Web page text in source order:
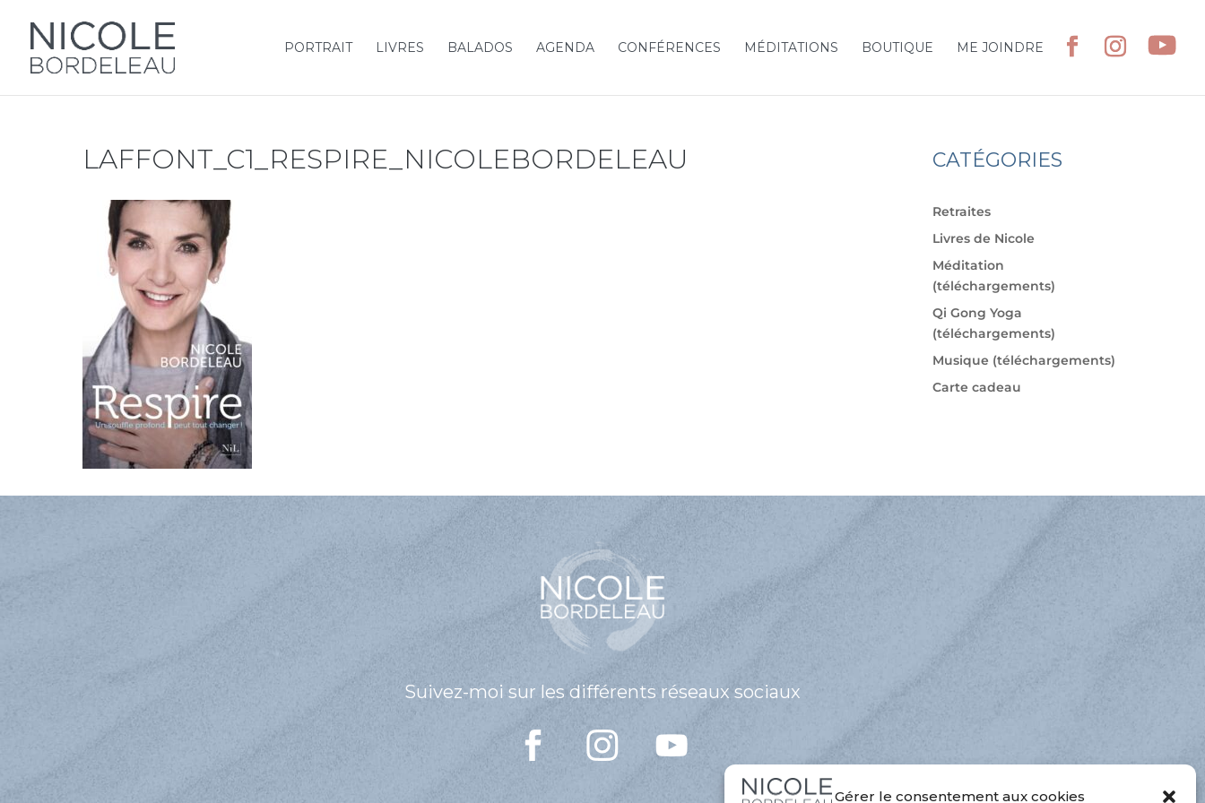
Gérer le consentement aux cookies
PORTRAIT LIVRES BALADOS AGENDA CONFÉRENCES MÉDITATIONS BOUTIQUE ME JOINDRE
LAFFONT_C1_RESPIRE_NICOLEBORDELEAU CATÉGORIES
Retraites
Livres de Nicole
Méditation
(téléchargements)
Qi Gong Yoga
(téléchargements)
Musique (téléchargements)
Carte cadeau
Suivez-moi sur les différents réseaux sociaux